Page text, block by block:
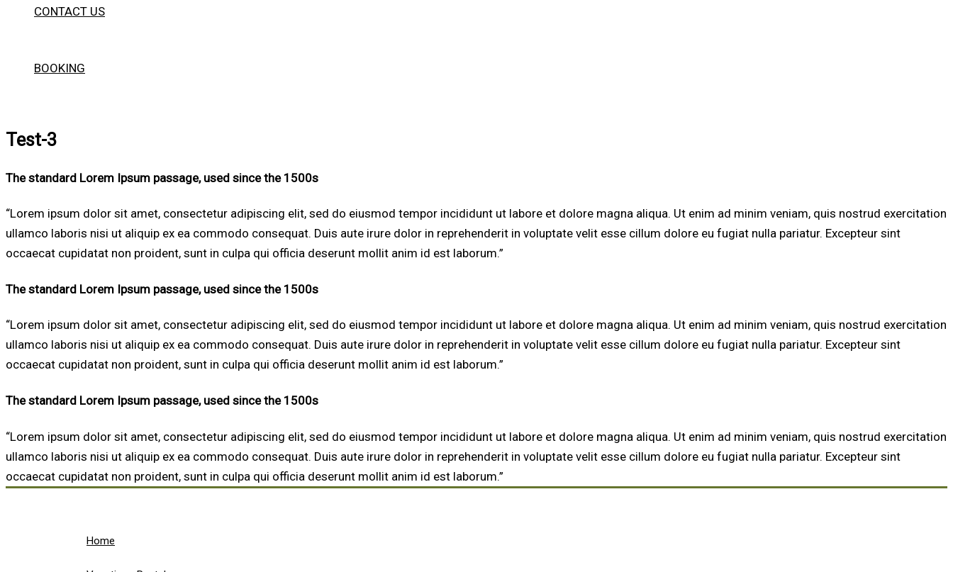
CONTACT US
BOOKING
Test-3
The standard Lorem Ipsum passage, used since the 1500s
“Lorem ipsum dolor sit amet, consectetur adipiscing elit, sed do eiusmod tempor incididunt ut labore et dolore magna aliqua. Ut enim ad minim veniam, quis nostrud exercitation
ullamco laboris nisi ut aliquip ex ea commodo consequat. Duis aute irure dolor in reprehenderit in voluptate velit esse cillum dolore eu fugiat nulla pariatur. Excepteur sint
occaecat cupidatat non proident, sunt in culpa qui officia deserunt mollit anim id est laborum.”
The standard Lorem Ipsum passage, used since the 1500s
“Lorem ipsum dolor sit amet, consectetur adipiscing elit, sed do eiusmod tempor incididunt ut labore et dolore magna aliqua. Ut enim ad minim veniam, quis nostrud exercitation
ullamco laboris nisi ut aliquip ex ea commodo consequat. Duis aute irure dolor in reprehenderit in voluptate velit esse cillum dolore eu fugiat nulla pariatur. Excepteur sint
occaecat cupidatat non proident, sunt in culpa qui officia deserunt mollit anim id est laborum.”
The standard Lorem Ipsum passage, used since the 1500s
“Lorem ipsum dolor sit amet, consectetur adipiscing elit, sed do eiusmod tempor incididunt ut labore et dolore magna aliqua. Ut enim ad minim veniam, quis nostrud exercitation
ullamco laboris nisi ut aliquip ex ea commodo consequat. Duis aute irure dolor in reprehenderit in voluptate velit esse cillum dolore eu fugiat nulla pariatur. Excepteur sint
occaecat cupidatat non proident, sunt in culpa qui officia deserunt mollit anim id est laborum.”
Home